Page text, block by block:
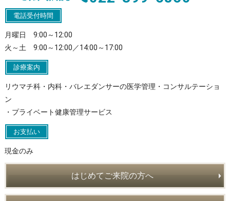
電話受付時間
月曜日 9:00～12:00
火～土 9:00～12:00／14:00～17:00
診療案内
リウマチ科・内科・バレエダンサーの医学管理・コンサルテーショ
ン
・プライベート健康管理サービス
お支払い
現金のみ
はじめてご来院の方へ